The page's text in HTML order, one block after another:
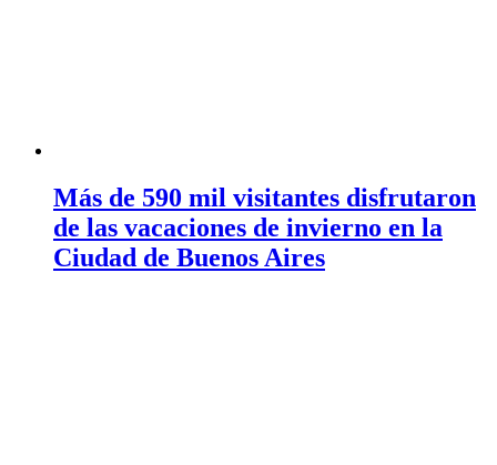
Más de 590 mil visitantes disfrutaron
de las vacaciones de invierno en la
Ciudad de Buenos Aires